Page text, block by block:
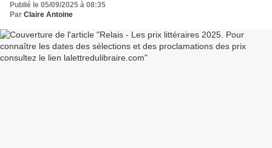
Publié le 05/09/2025 à 08:35
Par Claire Antoine